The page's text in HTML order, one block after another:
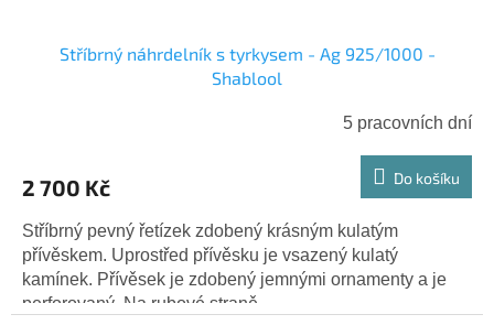
Stříbrný náhrdelník s tyrkysem - Ag 925/1000 -
Shablool
5 pracovních dní
2 700 Kč Do košíku
Stříbrný pevný řetízek zdobený krásným kulatým
přívěskem. Uprostřed přívěsku je vsazený kulatý
kamínek. Přívěsek je zdobený jemnými ornamenty a je
perforovaný. Na rubové straně...